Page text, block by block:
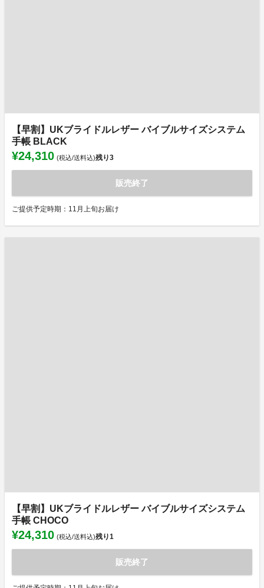
【早割】UKブライドルレザー バイブルサイズシステム
手帳 BLACK
¥24,310 (税込/送料込)残り3
販売終了
ご提供予定時期：11月上旬お届け
【早割】UKブライドルレザー バイブルサイズシステム
手帳 CHOCO
¥24,310 (税込/送料込)残り1
販売終了